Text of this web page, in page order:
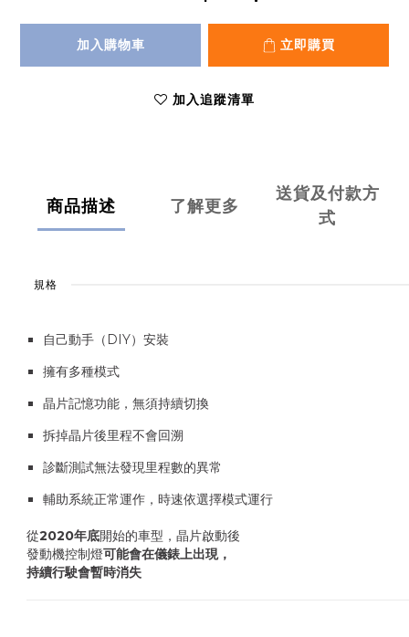
加入購物車 立即購買
加入追蹤清單
商品描述 了解更多
送貨及付款方
式
規格
自己動手（DIY）安裝
擁有多種模式
晶片記憶功能，無須持續切換
拆掉晶片後里程不會回溯
診斷測試無法發現里程數的異常
輔助系統正常運作，時速依選擇模式運行
從2020年底開始的車型，晶片啟動後
發動機控制燈可能會在儀錶上出現，
持續行駛會暫時消失